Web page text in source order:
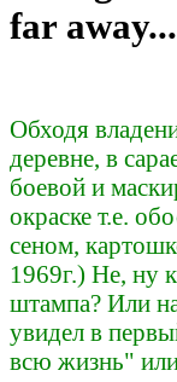
far
Обходя
деревне, в
боевой и
окраске т.е.
сеном,
1969г.) Не, ну
штампа? Или
увидел в
всю жизнь"